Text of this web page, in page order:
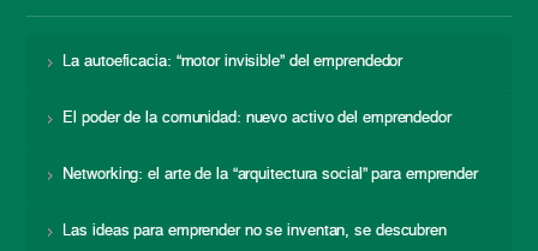
La autoeficacia: “motor invisible” del emprendedor
El poder de la comunidad: nuevo activo del emprendedor
Networking: el arte de la “arquitectura social” para emprender
Las ideas para emprender no se inventan, se descubren